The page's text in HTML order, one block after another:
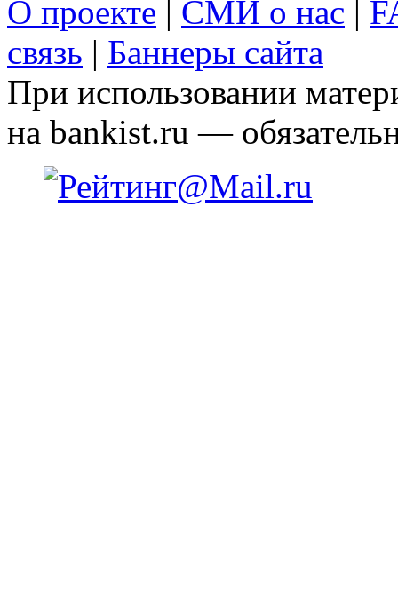
О проекте СМИ о нас
связь | Баннеры сайта
При использовании
на bankist.ru —